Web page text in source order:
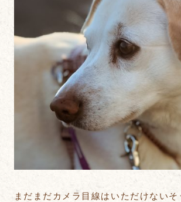
まだまだカメラ目線はいただけないそ